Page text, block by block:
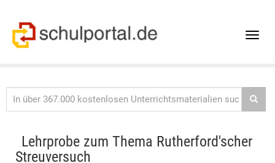
Toggle
Lehrprobe zum Thema Rutherford'scher
Streuversuch